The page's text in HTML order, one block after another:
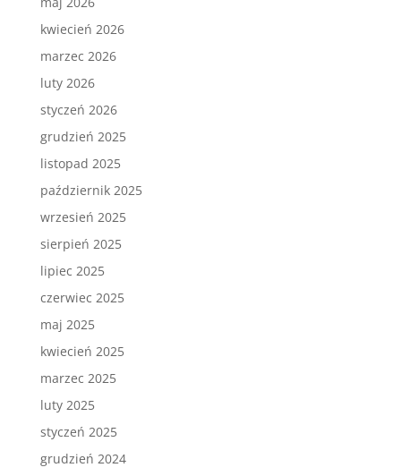
kwiecień 2026
marzec 2026
luty 2026
styczeń 2026
grudzień 2025
listopad 2025
październik 2025
wrzesień 2025
sierpień 2025
lipiec 2025
czerwiec 2025
maj 2025
kwiecień 2025
marzec 2025
luty 2025
styczeń 2025
grudzień 2024